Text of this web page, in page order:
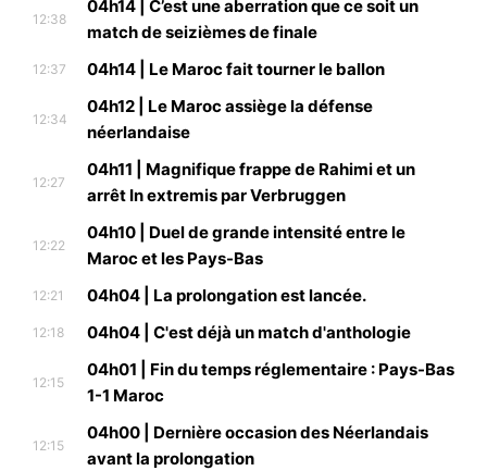
12:38
04h14 | C’est une aberration que ce soit un
match de seizièmes de finale
12:37 04h14 | Le Maroc fait tourner le ballon
12:34
04h12 | Le Maroc assiège la défense
néerlandaise
12:27
04h11 | Magnifique frappe de Rahimi et un
arrêt In extremis par Verbruggen
12:22
04h10 | Duel de grande intensité entre le
Maroc et les Pays-Bas
12:21 04h04 | La prolongation est lancée.
12:18 04h04 | C'est déjà un match d'anthologie
12:15
04h01 | Fin du temps réglementaire : Pays-Bas
1-1 Maroc
12:15
04h00 | Dernière occasion des Néerlandais
avant la prolongation